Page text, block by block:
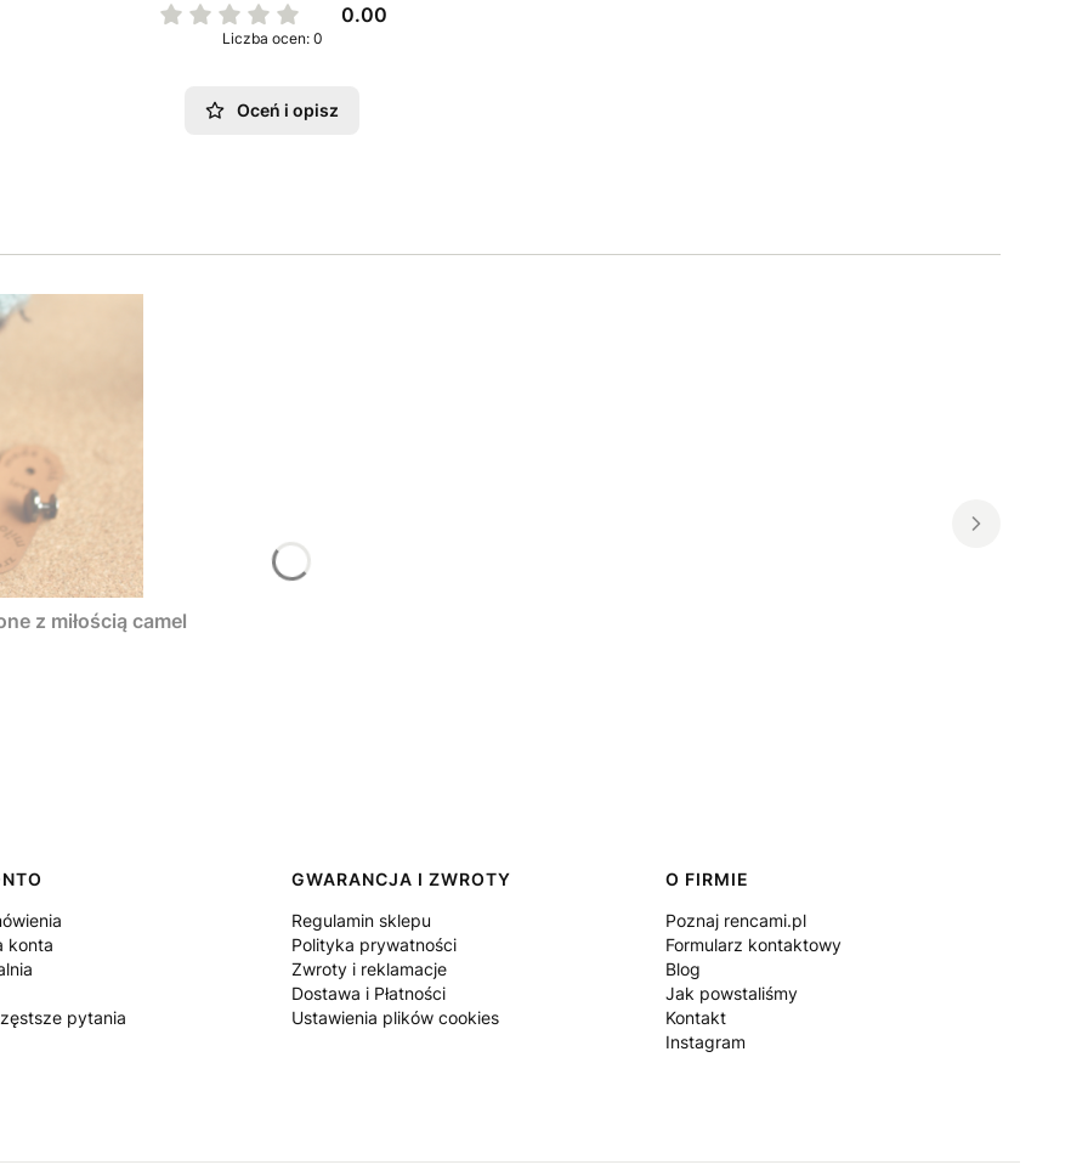
0.00
Liczba ocen: 0
Oceń i opisz
z miłością camel
konta
pytania
GWARANCJA I ZWROTY
Regulamin sklepu
Polityka prywatności
Zwroty i reklamacje
Dostawa i Płatności
Ustawienia plików cookies
O FIRMIE
Poznaj rencami.pl
Formularz kontaktowy
Blog
Jak powstaliśmy
Kontakt
Instagram